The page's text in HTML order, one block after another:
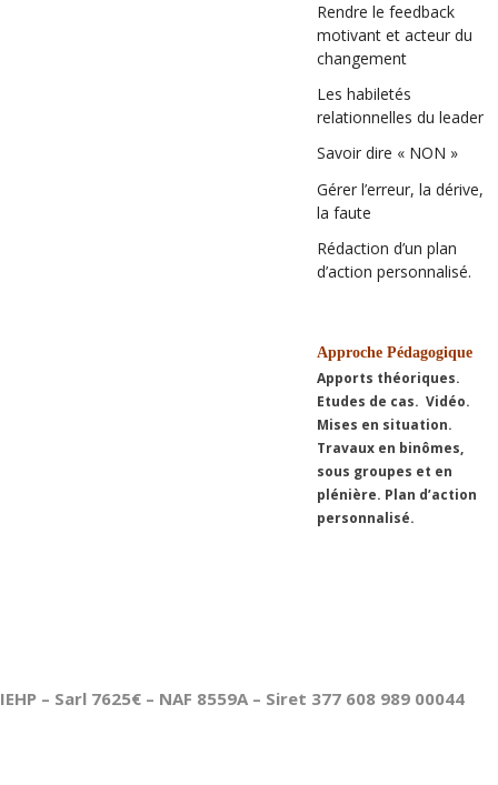
Rendre le feedback
motivant et acteur du
changement
Les habiletés
relationnelles du leader
Savoir dire « NON »
Gérer l’erreur, la dérive,
la faute
Rédaction d’un plan
d’action personnalisé.
Approche Pédagogique
Apports théoriques.
Etudes de cas. Vidéo.
Mises en situation.
Travaux en binômes,
sous groupes et en
plénière. Plan d’action
personnalisé.
IEHP – Sarl 7625€ – NAF 8559A – Siret 377 608 989 00044